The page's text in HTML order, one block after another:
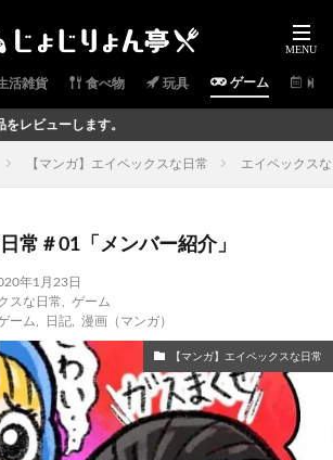
活雑貨 食べ物 玩具 ゲーム 日常
。
【マンガ】エイペックスな日常 エイペックス
常＃01「メンバー紹介」
年1月23日
スな日常
ゲーム
ーム 日記 漫画（マンガ）
【マンガ】エイペックスな日常